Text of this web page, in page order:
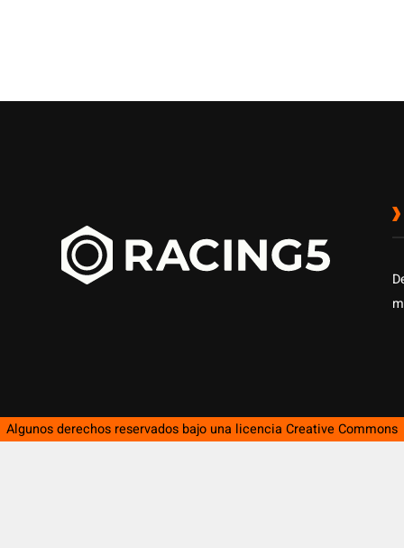
Algunos derechos reservados bajo una licencia Creative Commons